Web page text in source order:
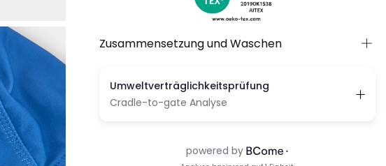
Zusammensetzung und Waschen